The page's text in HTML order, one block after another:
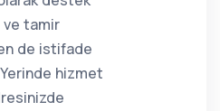
ve tamir
de istifade
hizmet